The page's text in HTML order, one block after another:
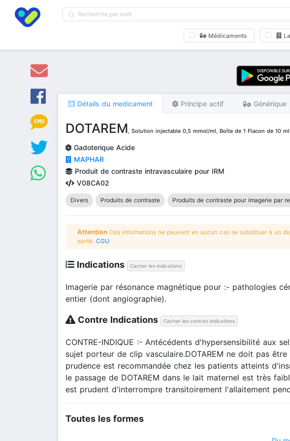
Médicaments
Détails du medicament Principe actif Générique
DOTAREM, Solution injectable 0,5 mmol/ml, Boîte de 1 Flacon de 10 ml
Gadoterique Acide
MAPHAR
Produit de contraste intravasculaire pour IRM
V08CA02
Divers Produits de contraste Produits de contraste pour imagerie par
Attention Ces informations ne peuvent en aucun cas se substituer à un
santé. CGU
Indications Cacher les indications
Imagerie par résonance magnétique pour :- pathologies
entier (dont angiographie).
Contre Indications Cacher les contres indications
CONTRE-INDIQUE :- Antécédents d'hypersensibilité aux
sujet porteur de clip vasculaire.DOTAREM ne doit pas
prudence est recommandée chez les patients atteints
le passage de DOTAREM dans le lait maternel est très
est prudent d'interrompre transitoirement l'allaitement
Toutes les formes